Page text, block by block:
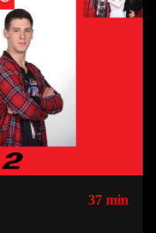
37 min